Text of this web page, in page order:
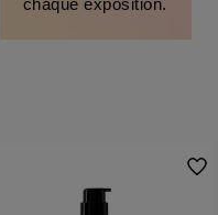
chaque exposition.